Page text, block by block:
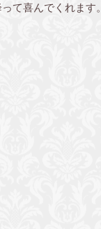
て喜んでくれます。